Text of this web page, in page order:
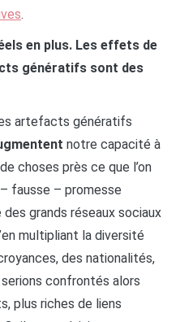
.
en plus. Les effets de
génératifs sont des
artefacts génératifs
notre capacité à
choses près ce que l’on
fausse – promesse
grands réseaux sociaux
multipliant la diversité
des nationalités,
confrontés alors
plus riches de liens